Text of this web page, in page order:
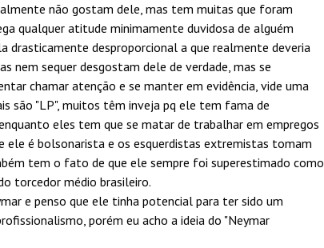
não gostam dele, mas tem muitas que foram
qualquer atitude minimamente duvidosa de alguém
drasticamente desproporcional a que realmente deveria
nem sequer desgostam dele de verdade, mas se
chamar atenção e se manter em evidência, vide uma
são "LP", muitos têm inveja pq ele tem fama de
eles tem que se matar de trabalhar em empregos
ele é bolsonarista e os esquerdistas extremistas tomam
tem o fato de que ele sempre foi superestimado como
torcedor médio brasileiro.
e penso que ele tinha potencial para ter sido um
porém eu acho a ideia do "Neymar